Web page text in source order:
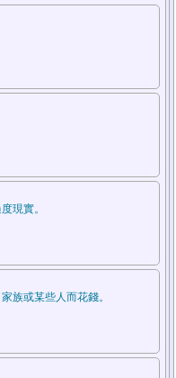
現實。
族或某些人而花錢。